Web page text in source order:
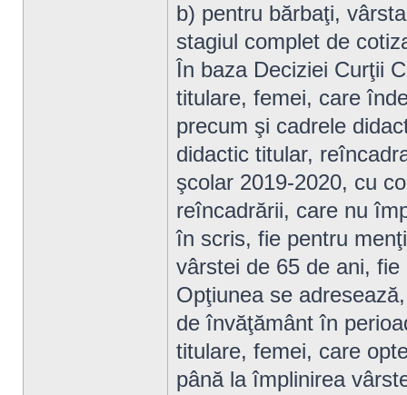
b) pentru bărbaţi,
stagiul complet de
În baza Deciziei Curţii
titulare, femei, care
precum şi cadrele
didactic titular,
şcolar 2019-2020, cu
reîncadrării, care nu
în scris, fie pentru
vârstei de 65 de ani,
Opţiunea se
de învăţământ în
titulare, femei, care
până la împlinirea